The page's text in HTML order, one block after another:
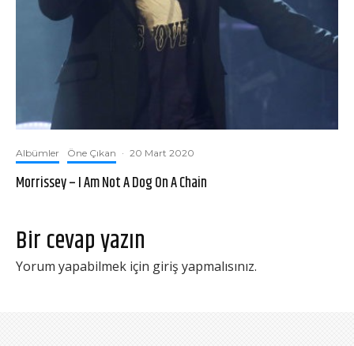
Albümler Öne Çıkan · 20 Mart 2020
Morrissey – I Am Not A Dog On A Chain
Bir cevap yazın
Yorum yapabilmek için giriş yapmalısınız.